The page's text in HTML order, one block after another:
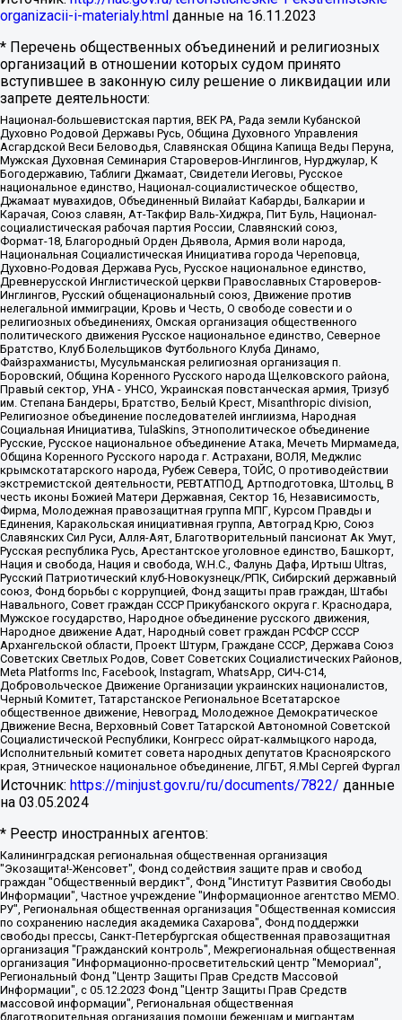
organizacii-i-materialy.html данные на 16.11.2023
* Перечень общественных объединений и религиозных
организаций в отношении которых судом принято
вступившее в законную силу решение о ликвидации или
запрете деятельности:
Национал-большевистская партия, ВЕК РА, Рада земли Кубанской
Духовно Родовой Державы Русь, Община Духовного Управления
Асгардской Веси Беловодья, Славянская Община Капища Веды Перуна,
Мужская Духовная Семинария Староверов-Инглингов, Нурджулар, К
Богодержавию, Таблиги Джамаат, Свидетели Иеговы, Русское
национальное единство, Национал-социалистическое общество,
Джамаат мувахидов, Объединенный Вилайат Кабарды, Балкарии и
Карачая, Союз славян, Ат-Такфир Валь-Хиджра, Пит Буль, Национал-
социалистическая рабочая партия России, Славянский союз,
Формат-18, Благородный Орден Дьявола, Армия воли народа,
Национальная Социалистическая Инициатива города Череповца,
Духовно-Родовая Держава Русь, Русское национальное единство,
Древнерусской Инглистической церкви Православных Староверов-
Инглингов, Русский общенациональный союз, Движение против
нелегальной иммиграции, Кровь и Честь, О свободе совести и о
религиозных объединениях, Омская организация общественного
политического движения Русское национальное единство, Северное
Братство, Клуб Болельщиков Футбольного Клуба Динамо,
Файзрахманисты, Мусульманская религиозная организация п.
Боровский, Община Коренного Русского народа Щелковского района,
Правый сектор, УНА - УНСО, Украинская повстанческая армия, Тризуб
им. Степана Бандеры, Братство, Белый Крест, Misanthropic division,
Религиозное объединение последователей инглиизма, Народная
Социальная Инициатива, TulaSkins, Этнополитическое объединение
Русские, Русское национальное объединение Атака, Мечеть Мирмамеда,
Община Коренного Русского народа г. Астрахани, ВОЛЯ, Меджлис
крымскотатарского народа, Рубеж Севера, ТОЙС, О противодействии
экстремистской деятельности, РЕВТАТПОД, Артподготовка, Штольц, В
честь иконы Божией Матери Державная, Сектор 16, Независимость,
Фирма, Молодежная правозащитная группа МПГ, Курсом Правды и
Единения, Каракольская инициативная группа, Автоград Крю, Союз
Славянских Сил Руси, Алля-Аят, Благотворительный пансионат Ак Умут,
Русская республика Русь, Арестантское уголовное единство, Башкорт,
Нация и свобода, Нация и свобода, W.H.С., Фалунь Дафа, Иртыш Ultras,
Русский Патриотический клуб-Новокузнецк/РПК, Сибирский державный
союз, Фонд борьбы с коррупцией, Фонд защиты прав граждан, Штабы
Навального, Совет граждан СССР Прикубанского округа г. Краснодара,
Мужское государство, Народное объединение русского движения,
Народное движение Адат, Народный совет граждан РСФСР СССР
Архангельской области, Проект Штурм, Граждане СССР, Держава Союз
Советских Светлых Родов, Совет Советских Социалистических Районов,
Meta Platforms Inc, Facebook, Instagram, WhatsApp, СИЧ-С14,
Добровольческое Движение Организации украинских националистов,
Черный Комитет, Татарстанское Региональное Всетатарское
общественное движение, Невоград, Молодежное Демократическое
Движение Весна, Верховный Совет Татарской Автономной Советской
Социалистической Республики, Конгресс ойрат-калмыцкого народа,
Исполнительный комитет совета народных депутатов Красноярского
края, Этническое национальное объединение, ЛГБТ, Я.МЫ Сергей Фургал
Источник: https://minjust.gov.ru/ru/documents/7822/ данные
на 03.05.2024
* Реестр иностранных агентов:
Калининградская региональная общественная организация "Экозащита!-Женсовет", Фонд содействия защите прав и свобод граждан "Общественный вердикт", Фонд "Институт Развития Свободы Информации", Частное учреждение "Информационное агентство МЕМО. РУ", Региональная общественная организация "Общественная комиссия по сохранению наследия академика Сахарова", Фонд поддержки свободы прессы, Санкт-Петербургская общественная правозащитная организация "Гражданский контроль", Межрегиональная общественная организация "Информационно-просветительский центр "Мемориал", Региональный Фонд "Центр Защиты Прав Средств Массовой Информации", с 05.12.2023 Фонд "Центр Защиты Прав Средств массовой информации", Региональная общественная благотворительная организация помощи беженцам и мигрантам "Гражданское содействие", Негосударственное образовательное учреждение дополнительного профессионального образования (повышение квалификации) специалистов "АКАДЕМИЯ ПО ПРАВАМ ЧЕЛОВЕКА", Свердловская региональная общественная организация "Сутяжник", Автономная некоммерческая организация "Центр независимых социологических исследований", Союз общественных объединений "Российский исследовательский центр по правам человека", Региональное общественное учреждение научно-информационный центр "МЕМОРИАЛ", Некоммерческая организация "Фонд защиты гласности", Автономная некоммерческая организация "Институт прав человека", Городская общественная организация "Екатеринбургское общество "МЕМОРИАЛ", Городская общественная организация "Рязанское историко-просветительское и правозащитное общество "Мемориал" (Рязанский Мемориал), Челябинский региональный орган общественной самодеятельности – женское общественное объединение "Женщины Евразии", Челябинский региональный орган общественной самодеятельности "Уральская правозащитная группа", Фонд содействия защите здоровья и социальной справедливости имени Андрея Рылькова, Автономная Некоммерческая Организация "Аналитический Центр Юрия Левады", Автономная некоммерческая организация социальной поддержки населения "Проект Апрель", Региональная общественная организация помощи женщинам и детям, находящимся в кризисной ситуации "Информационно-методический центр "Анна", Фонд содействия развитию массовых коммуникаций и правовому просвещению "Так-так-Так", Фонд содействия устойчивому развитию "Серебряная тайга", Свердловский региональный общественный фонд социальных проектов "Новое время", "Idel.Реалии", Кавказ.Реалии, Крым.Реалии, Телеканал Настоящее Время, Татаро-башкирская служба Радио Свобода (Azatliq Radiosi), Радио Свободная Европа/Радио Свобода (PCE/PC), "Сибирь.Реалии", "Фактограф", Благотворительный фонд помощи осужденным и их семьям, Автономная некоммерческая организация "Институт глобализации и социальных движений", Фонд "В защиту прав заключенных", Частное учреждение "Центр поддержки и содействия развитию средств массовой информации", Пензенский региональный общественный благотворительный фонд "Гражданский союз", "Север.Реалии", Некоммерческая организация Фонд "Правовая инициатива", Общество с ограниченной ответственностью "Радио Свободная Европа/Радио Свобода", Чешское информационное агентство "MEDIUM-ORIENT", Красноярская региональная общественная организация "Мы против СПИДа", Камалягин Денис Николаевич, Маркелов Сергей Евгеньевич, Пономарев Лев Александрович, Савицкая Людмила Алексеевна, Автономная некоммерческая организация "Центр по работе с проблемой насилия "НАСИЛИЮ.НЕТ", Межрегиональный профессиональный союз работников здравоохранения "Альянс врачей", Юридическое лицо, зарегистрированное в Латвийской Республике, SIA "Medusa Project" (регистрационный номер 40103797863, дата регистрации 10.06.2014), Некоммерческая организация "Фонд по борьбе с коррупцией", Автономная некоммерческая организация "Институт права и публичной политики", Баданин Роман Сергеевич, Гликин Максим Александрович, Железнова Мария Михайловна, Лукьянова Юлия Сергеевна, Маетная Елизавета Витальевна, Маняхин Петр Борисович, Чуракова Ольга Владимировна, Ярош Юлия Петровна, Юридическое лицо "The Insider SIA", зарегистрированное в Риге, Латвийская Республика (дата регистрации 26.06.2015), являющееся администратором доменного имени интернет-издания "The Insider SIA", https://theins.ru, Постернак Алексей Евгеньевич, Рубин Михаил Аркадьевич, Анин Роман Александрович, Юридическое лицо Istories fonds, зарегистрированное в Латвийской Республике (регистрационный номер 50008295751, дата регистрации 24.02.2020), Великовский Дмитрий Александрович, Долинина Ирина Николаевна, Мароховская Алеся Алексеевна, Шлейнов Роман Юрьевич, Шмагун Олеся Валентиновна, Общество с ограниченной ответственностью "Альтаир 2021", Общество с ограниченной ответственностью "Вега 2021", Общество с ограниченной ответственностью "Главный редактор 2021", Общество с ограниченной ответственностью "Ромашки монолит", Важенков Артем Валерьевич, Ивановская областная общественная организация "Центр гендерных исследований", Гурман Юрий Альбертович, Медиапроект "ОВД-Инфо", Егоров Владимир Владимирович, Жилинский Владимир Александрович, Общество с ограниченной ответственностью "ЗП", Иванова София Юрьевна, Карезина Инна Павловна, Кильтау Екатерина Викторовна, Петров Алексей Викторович, Пискунов Сергей Евгеньевич, Смирнов Сергей Сергеевич, Тихонов Михаил Сергеевич, Общество с ограниченной ответственностью "ЖУРНАЛИСТ-ИНОСТРАННЫЙ АГЕНТ", Арапова Галина Юрьевна, Вольтская Татьяна Анатольевна, Американская компания "Mason G.E.S. Anonymous Foundation" (США), являющаяся владельцем интернет-издания https://mnews.world/, Компания "Stichting Bellingcat", зарегистрированная в Нидерландах (дата регистрации 11.07.2018), Захаров Андрей Вячеславович, Клепиковская Екатерина Дмитриевна, Общество с ограниченной ответственностью "МЕМО", Перл Роман Александрович, Симонов Евгений Алексеевич, Соловьева Елена Анатольевна, Сотников Даниил Владимирович, Сурначева Елизавета Дмитриевна, Автономная некоммерческая организация по защите прав человека и информированию населения "Якутия – Наше Мнение", Общество с ограниченной ответственностью "Москоу диджитал медиа", с 26.01.2023 Общество с ограниченной ответственностью "Чайка Белые сады", Ветошкина Валерия Валерьевна, Заговора Максим Александрович, Межрегиональное общественное движение "Российская ЛГБТ - сеть", Оленичев Максим Владимирович, Павлов Иван Юрьевич, Скворцова Елена Сергеевна, Общество с ограниченной ответственностью "Как бы инагент", Кочетков Игорь Викторович, Общество с ограниченной ответственностью "Честные выборы", Еланчик Олег Александрович, Общество с ограниченной ответственностью "Нобелевский призыв", Гималова Регина Эмилевна, Григорьев Андрей Валерьевич, Григорьева Алина Александровна, Ассоциация по содействию защите прав призывников, альтернативнослужащих и военнослужащих "Правозащитная группа "Гражданин.Армия.Право", Хисамова Регина Фаритовна, Автономная некоммерческая организация по реализации социально-правовых программ "Лилит", Дальневосточное общественное движение "Маяк", Санкт-Петербургская ЛГБТ-инициативная группа "Выход", Инициативная группа ЛГБТ+ "Реверс", Алексеев Андрей Викторович, Бекбулатова Таисия Львовна, Беляев Иван Михайлович, Владыкина Елена Сергеевна, Гельман Марат Александрович, Никульшина Вероника Юрьевна, Толоконникова Надежда Андреевна, Шендерович Виктор Анатольевич, Общество с ограниченной ответственностью "Данное сообщение", Общество с ограниченной ответственностью Издательский дом "Новая глава", Айнбиндер Александра Александровна, Московский комьюнити-центр для ЛГБТ+инициатив, Благотворительный фонд развития филантропии, Deutsche Welle (Германия, Kurt-Schumacher-Strasse 3, 53113 Bonn), Борзунова Мария Михайловна, Воробьев Виктор Викторович, Голубева Анна Львовна, Константинова Алла Михайловна, Малкова Ирина Владимировна, Мурадов Мурад Абдулгалимович, Осетинская Елизавета Николаевна, Понасенков Евгений Николаевич, Ганапольский Матвей Юрьевич, Киселев Евгений Алексеевич, Борухович Ирина Григорьевна, Дремин Иван Тимофеевич, Дубровский Дмитрий Викторович, Красноярская региональная общественная организация поддержки и развития альтернативных образовательных технологий и межкультурных коммуникаций "ИНТЕРРА", Маяковская Екатерина Алексеевна, Фейгин Марк Захарович, Филимонов Андрей Викторович, Дзугкоева Регина Николаевна, Доброхотов Роман Александрович, Дудь Юрий Александрович, Елкин Сергей Владимирович, Кругликов Кирилл Игоревич, Сабунаева Мария Леонидовна, Семенов Алексей Владимирович, Шаинян Карен Багратович, Шульман Екатерина Михайловна, Асафьев Артур Валерьевич, Вахштайн Виктор Семенович, Венедиктов Алексей Алексеевич, Лушникова Екатерина Евгеньевна, Волков Леонид Михайлович, Невзоров Александр Глебович, Пархоменко Сергей Борисович, Сироткин Ярослав Николаевич, Кара-Мурза Владимир Владимирович, Баранова Наталья Владимировна, Гозман Леонид Яковлевич, Кагарлицкий Борис Юльевич, Климарев Михаил Валерьевич, Милов Владимир Станиславович, Автономная некоммерческая организация Краснодарский центр современного искусства "Типография", Моргенштерн Алишер Тагирович, Соболь Любовь Эдуардовна, Общество с ограниченной ответственностью "ЛИЗА НОРМ", Каспаров Гарри Кимович, Ходорковский Михаил Борисович, Общество с ограниченной ответственностью "Апрельские тезисы", Данилович Ирина Брониславовна, Кашин Олег Владимирович, Петров Николай Владимирович, Пивоваров Алексей Владимирович, Соколов Михаил Владимирович, Цветкова Юлия Владимировна, Чичваркин Евгений Александрович, Комитет против пыток/Команда против пыток, Общество с ограниченной ответственностью "Первый научный", Общество с ограниченной ответственностью "Вертолет и ко", Белоцерковская Вероника Борисовна, Кац Максим Евгеньевич, Лазарева Татьяна Юрьевна, Шаведдинов Руслан Табризович, Яшин Илья Валерьевич, Общество с ограниченной ответственностью "Иноагент ААВ", Алешковский Дмитрий Петрович, Альбац Евгения Марковна, Быков Дмитрий Львович, Галямина Юлия Евгеньевна, Лойко Сергей Леонидович, Мартынов Кирилл Константинович, Медведев Сергей Александрович, Крашенинников Федор Геннадиевич, Гордеева Катерина Вл